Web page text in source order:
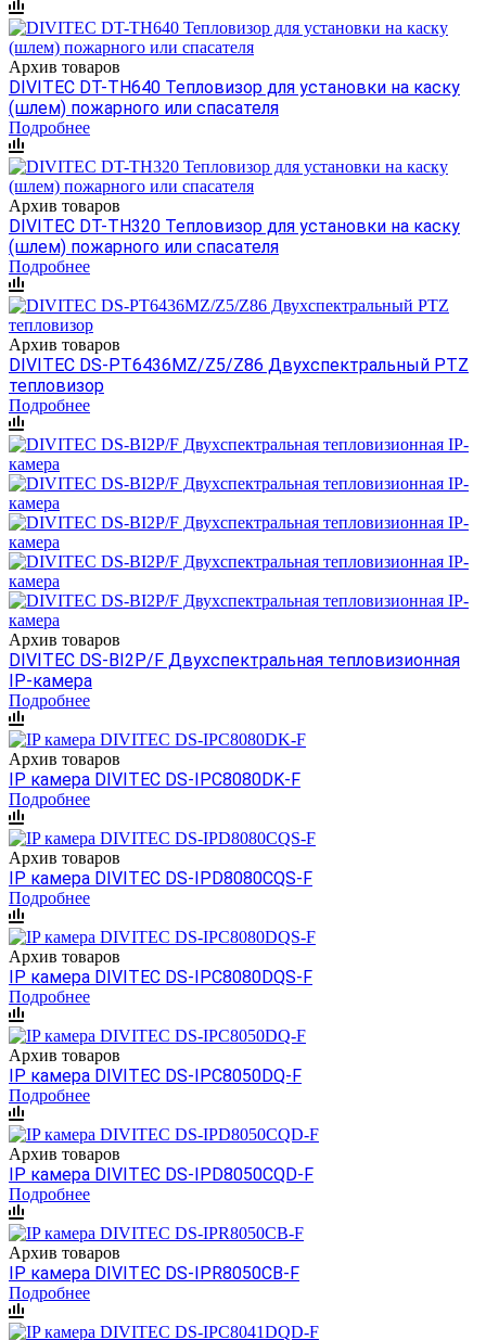
Архив товаров
DIVITEC DT-TH640 Тепловизор для установки на каску
(шлем) пожарного или спасателя
Подробнее
Архив товаров
DIVITEC DT-TH320 Тепловизор для установки на каску
(шлем) пожарного или спасателя
Подробнее
Архив товаров
DIVITEC DS-PT6436MZ/Z5/Z86 Двухспектральный PTZ
тепловизор
Подробнее
Архив товаров
DIVITEC DS-BI2P/F Двухспектральная тепловизионная
IP-камера
Подробнее
Архив товаров
IP камера DIVITEC DS-IPC8080DK-F
Подробнее
Архив товаров
IP камера DIVITEC DS-IPD8080CQS-F
Подробнее
Архив товаров
IP камера DIVITEC DS-IPC8080DQS-F
Подробнее
Архив товаров
IP камера DIVITEC DS-IPC8050DQ-F
Подробнее
Архив товаров
IP камера DIVITEC DS-IPD8050CQD-F
Подробнее
Архив товаров
IP камера DIVITEC DS-IPR8050CB-F
Подробнее